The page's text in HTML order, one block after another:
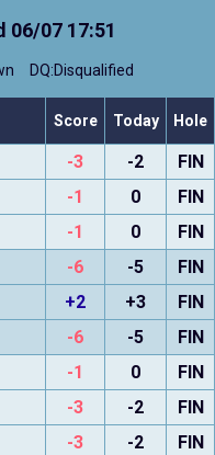
06/07 17:51
DQ:Disqualified
Score Today Hole
-3 -2
FIN
-1 0
FIN
-1 0 FIN
-6 -5
FIN
+2 +3
FIN
-6 -5 FIN
-1 0
FIN
-3 -2
FIN
-3 -2 FIN